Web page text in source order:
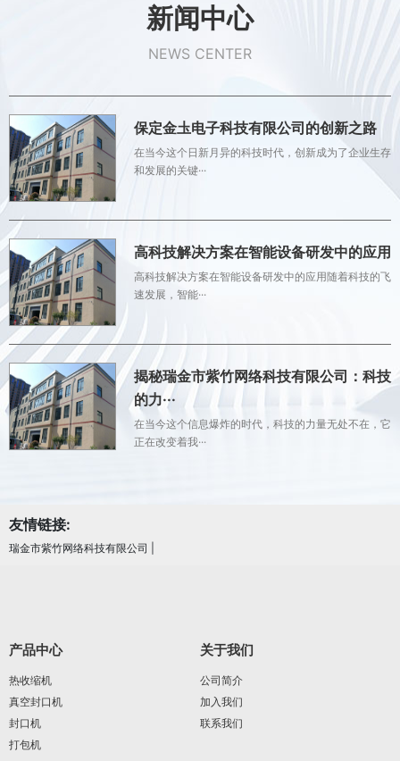
新闻中心
NEWS CENTER
保定金圡电子科技有限公司的创新之路
在当今这个日新月异的科技时代，创新成为了企业生存
和发展的关键···
高科技解决方案在智能设备研发中的应用
高科技解决方案在智能设备研发中的应用随着科技的飞
速发展，智能···
揭秘瑞金市紫竹网络科技有限公司：科技
的力···
在当今这个信息爆炸的时代，科技的力量无处不在，它
正在改变着我···
友情链接:
瑞金市紫竹网络科技有限公司
产品中心
热收缩机
真空封口机
封口机
打包机
关于我们
公司简介
加入我们
联系我们